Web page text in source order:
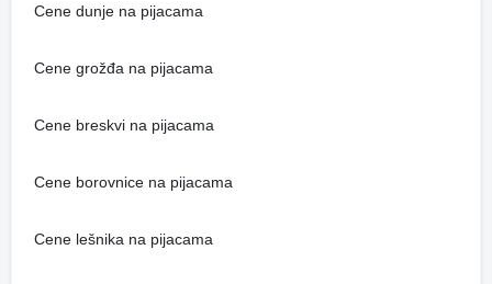
Cene dunje na pijacama
Cene grožđa na pijacama
Cene breskvi na pijacama
Cene borovnice na pijacama
Cene lešnika na pijacama